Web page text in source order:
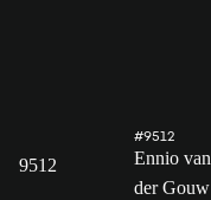
9512
#9512
Ennio van
der Gouw